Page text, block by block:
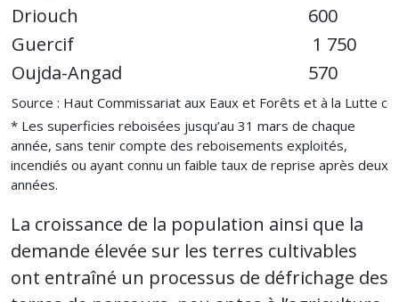
Driouch
600
Guercif
1 750
Oujda-Angad
570
Source : Haut Commissariat aux Eaux et Forêts et à la Lutte
* Les superficies reboisées jusqu’au 31 mars de chaque
année, sans tenir compte des reboisements exploités,
incendiés ou ayant connu un faible taux de reprise après deux
années.
La croissance de la population ainsi que la
demande élevée sur les terres cultivables
ont entraîné un processus de défrichage des